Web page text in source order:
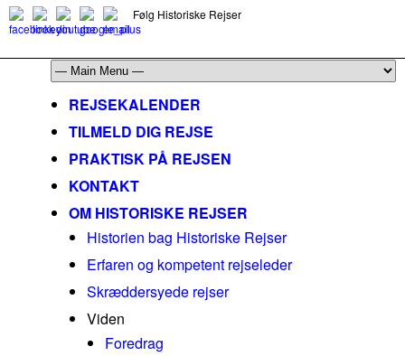
Følg Historiske Rejser
REJSEKALENDER
TILMELD DIG REJSE
PRAKTISK PÅ REJSEN
KONTAKT
OM HISTORISKE REJSER
Historien bag Historiske Rejser
Erfaren og kompetent rejseleder
Skræddersyede rejser
Viden
Foredrag